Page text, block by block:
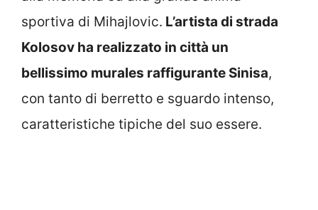
sportiva di Mihajlovic. L’artista di strada
Kolosov ha realizzato in città un
bellissimo murales raffigurante Sinisa,
con tanto di berretto e sguardo intenso,
caratteristiche tipiche del suo essere.